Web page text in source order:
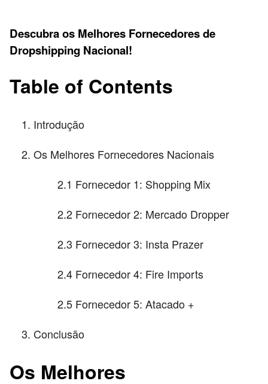
Descubra os Melhores Fornecedores de
Dropshipping Nacional!
Table of Contents
Introdução
Os Melhores Fornecedores Nacionais
2.1 Fornecedor 1: Shopping Mix
2.2 Fornecedor 2: Mercado Dropper
2.3 Fornecedor 3: Insta Prazer
2.4 Fornecedor 4: Fire Imports
2.5 Fornecedor 5: Atacado +
Conclusão
Os Melhores